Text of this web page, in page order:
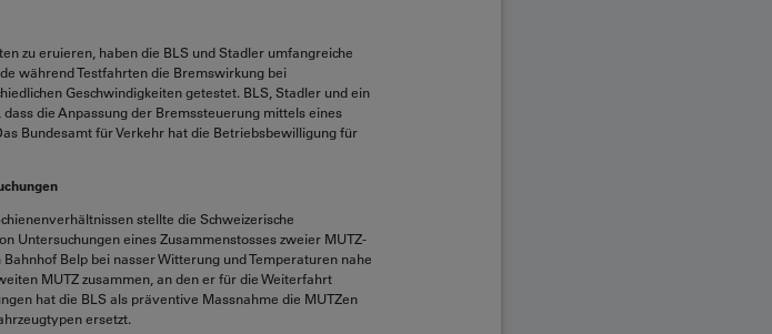
zu eruieren, haben die BLS und Stadler umfangreiche
während Testfahrten die Bremswirkung bei
Geschwindigkeiten getestet. BLS, Stadler und ein
die Anpassung der Bremssteuerung mittels eines
Bundesamt für Verkehr hat die Betriebsbewilligung für
stellte die Schweizerische
Untersuchungen eines Zusammenstosses zweier MUTZ-
Belp bei nasser Witterung und Temperaturen nahe
MUTZ zusammen, an den er für die Weiterfahrt
hat die BLS als präventive Massnahme die MUTZen
ersetzt.